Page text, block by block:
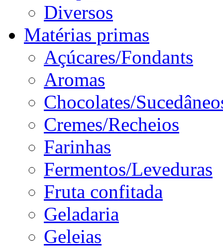
Diversos
Matérias primas
Açúcares/Fondants
Aromas
Chocolates/
Cremes/Recheios
Farinhas
Fermentos/Leveduras
Fruta confitada
Geladaria
Geleias